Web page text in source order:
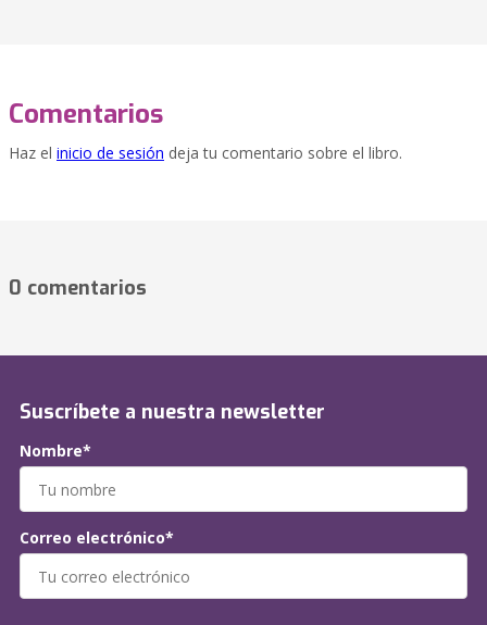
Comentarios
Haz el inicio de sesión deja tu comentario sobre el libro.
0 comentarios
Suscríbete a nuestra newsletter
Nombre*
Correo electrónico*